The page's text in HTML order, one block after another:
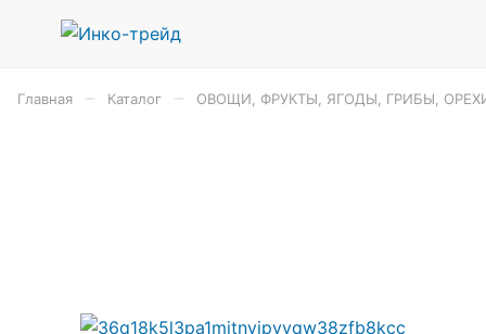
Главная Каталог ОВОЩИ, ФРУКТЫ, ЯГОДЫ, ГРИБЫ,